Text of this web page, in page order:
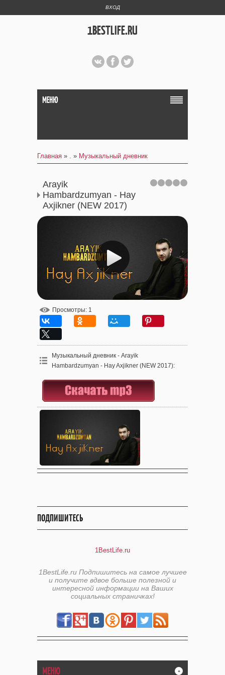
ВХОД
1BESTLIFE.RU
МЕНЮ
Главная » . » Музыкальный дневник
Arayik
Hambardzumyan - Hay
Axjikner (NEW 2017)
Просмотры: 1
Музыкальный дневник - Arayik
Hambardzumyan - Hay Axjikner (NEW 2017):
ПОДПИШИТЕСЬ
1BestLife.ru
1BestLife.ru Подпишитесь на самое лучшее
и получите вдвое больше полезной и
интересной информации на Ваших
социальных страничках!
МЕНЮ +